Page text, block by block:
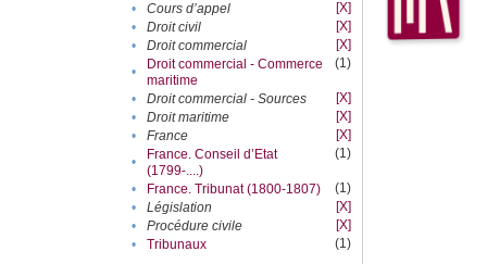
•
Cours d’appel
[X]
•
Droit civil
[X]
•
Droit commercial
[X]
•
Droit commercial - Commerce
maritime
(1)
• Droit commercial - Sources
[X]
•
Droit maritime
[X]
•
France
[X]
•
France. Conseil d’Etat
(1799-....)
(1)
• France. Tribunat (1800-1807)
(1)
•
Législation
[X]
•
Procédure civile
[X]
•
Tribunaux
(1)